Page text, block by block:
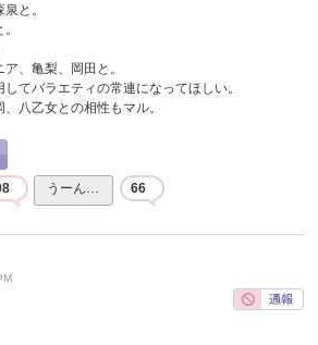
と。
、亀梨、岡田と。
てバラエティの常連になってほしい。
八乙女との相性もマル。
うーん… 66